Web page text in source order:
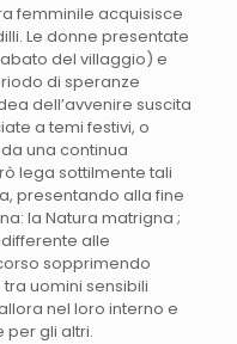
femminile acquisisce
Le donne presentate
del villaggio) e
di speranze
dell’avvenire suscita
a temi festivi, o
una continua
lega sottilmente tali
presentando alla fine
la Natura matrigna ;
alle
sopprimendo
uomini sensibili
nel loro interno e
per gli altri.